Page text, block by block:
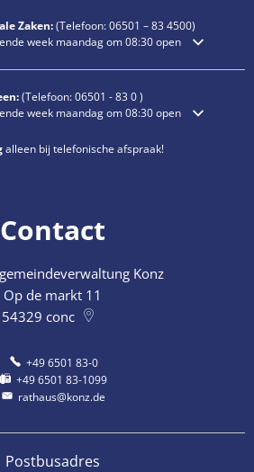
Zaken:(Telefoon:06501 – 834500)
of sluitingstijden te verbergen
week maandag om 08:30 open
(Telefoon:06501 - 83 0)
of sluitingstijden te verbergen
week maandag om 08:30 open
alleen bij telefonische afspraak!
Contact
Konz
Op de markt 11
54329 conc
+49 6501 83-0
+49 6501 83-1099
rathaus@konz.de
Postbusadres